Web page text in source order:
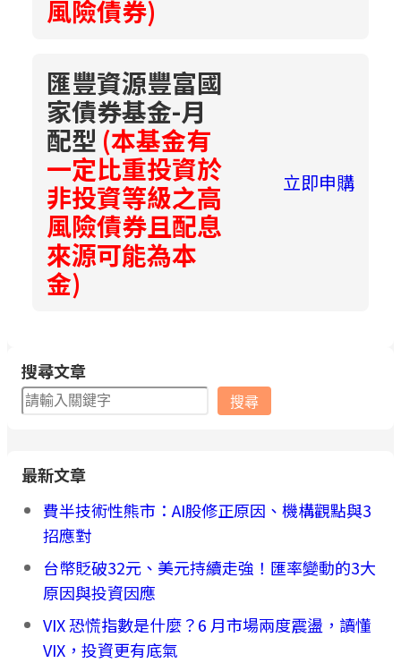
風險債券)
匯豐資源豐富國
家債券基金-月
配型 (本基金有
一定比重投資於
非投資等級之高
風險債券且配息
來源可能為本
金)
立即申購
搜尋文章
搜
尋
搜尋
最新文章
費半技術性熊市：AI股修正原因、機構觀點與3
招應對
台幣貶破32元、美元持續走強！匯率變動的3大
原因與投資因應
VIX 恐慌指數是什麼？6 月市場兩度震盪，讀懂
VIX，投資更有底氣